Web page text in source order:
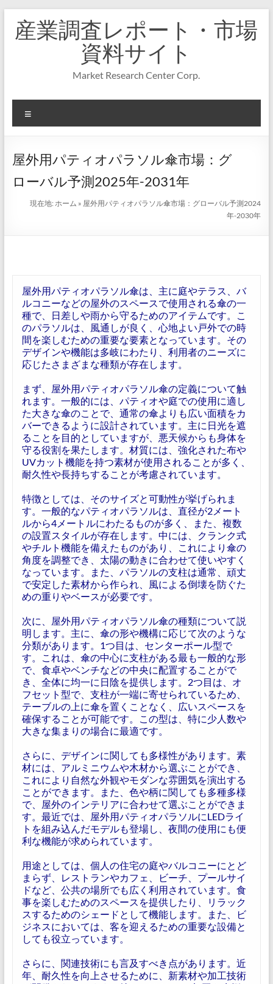
キ
プ
産業調査レポート・市場
資料サイト
Market Research Center Corp.
ニ
ー
屋外用パティオパラソル傘市場：グ
ローバル予測2025年-2031年
現在地:ホーム » 屋外用パティオパラソル傘市場：グローバル予測2024
年-2030年
屋外用パティオパラソル傘は、主に庭やテラス、バ
ルコニーなどの屋外のスペースで使用される傘の一
種で、日差しや雨から守るためのアイテムです。こ
のパラソルは、風通しが良く、心地よい戸外での時
間を楽しむための重要な要素となっています。その
デザインや機能は多岐にわたり、利用者のニーズに
応じたさまざまな種類が存在します。
まず、屋外用パティオパラソル傘の定義について触
れます。一般的には、パティオや庭での使用に適し
た大きな傘のことで、通常の傘よりも広い面積をカ
バーできるように設計されています。主に日光を遮
ることを目的としていますが、悪天候からも身体を
守る役割を果たします。材質には、強化された布や
UVカット機能を持つ素材が使用されることが多く、
耐久性や長持ちすることが考慮されています。
特徴としては、そのサイズと可動性が挙げられま
す。一般的なパティオパラソルは、直径が2メート
ルから4メートルにわたるものが多く、また、複数
の設置スタイルが存在します。中には、クランク式
やチルト機能を備えたものがあり、これにより傘の
角度を調整でき、太陽の動きに合わせて使いやすく
なっています。また、パラソルの支柱は通常、頑丈
で安定した素材から作られ、風による倒壊を防ぐた
めの重りやベースが必要です。
次に、屋外用パティオパラソル傘の種類について説
明します。主に、傘の形や機構に応じて次のような
分類があります。1つ目は、センターポール型で
す。これは、傘の中心に支柱がある最も一般的な形
で、食卓やベンチなどの中央に配置することがで
き、全体に均一に日陰を提供します。2つ目は、オ
フセット型で、支柱が一端に寄せられているため、
テーブルの上に傘を置くことなく、広いスペースを
確保することが可能です。この型は、特に少人数や
大きな集まりの場合に最適です。
さらに、デザインに関しても多様性があります。素
材には、アルミニウムや木材から選ぶことができ、
これにより自然な外観やモダンな雰囲気を演出する
ことができます。また、色や柄に関しても多種多様
で、屋外のインテリアに合わせて選ぶことができま
す。最近では、屋外用パティオパラソルにLEDライ
トを組み込んだモデルも登場し、夜間の使用にも便
利な機能が求められています。
用途としては、個人の住宅の庭やバルコニーにとど
まらず、レストランやカフェ、ビーチ、プールサイ
ドなど、公共の場所でも広く利用されています。食
事を楽しむためのスペースを提供したり、リラック
スするためのシェードとして機能します。また、ビ
ジネスにおいては、客を迎えるための重要な設備と
しても役立っています。
さらに、関連技術にも言及すべき点があります。近
年、耐久性を向上させるために、新素材や加工技術